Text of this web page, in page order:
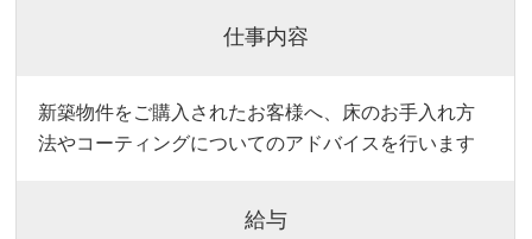
仕事内容
新築物件をご購入されたお客様へ、床のお手入れ方
法やコーティングについてのアドバイスを行います
給与